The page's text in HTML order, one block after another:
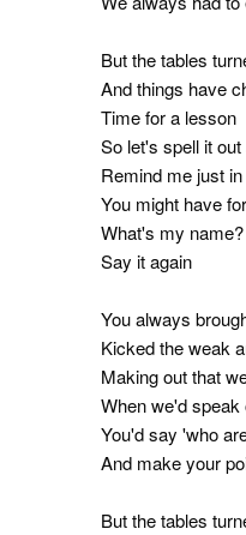
But the tables
And things have
Time for a lesson
So let's spell it out
Remind me just
You might have
What's my name?
Say it again
You always
Kicked the weak
Making out that
When we'd speak
You'd say 'who
And make your
But the tables